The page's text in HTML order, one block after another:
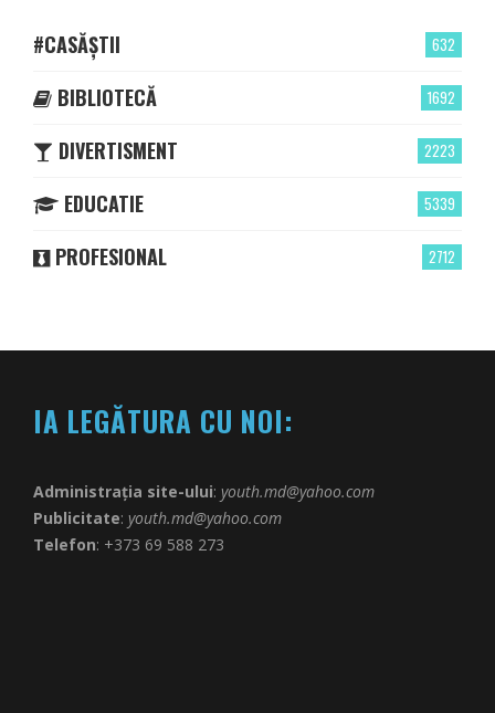
632
#CASĂȘTII
1692
BIBLIOTECĂ
2223
DIVERTISMENT
5339
EDUCATIE
2712
PROFESIONAL
IA LEGĂTURA CU NOI:
Administrația site-ului: youth.md@yahoo.com
Publicitate: youth.md@yahoo.com
Telefon: +373 69 588 273